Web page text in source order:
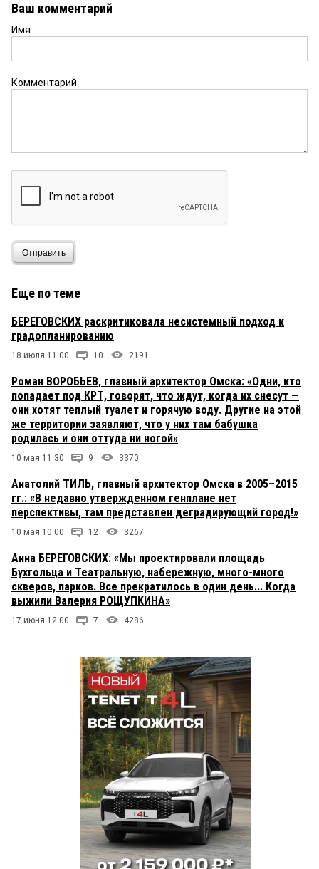
Ваш комментарий
Имя
Комментарий
Отправить
Еще по теме
БЕРЕГОВСКИХ раскритиковала несистемный подход к
градопланированию
18 июля 11:00 10 2191
Роман ВОРОБЬЕВ, главный архитектор Омска: «Одни, кто
попадает под КРТ, говорят, что ждут, когда их снесут —
они хотят теплый туалет и горячую воду. Другие на этой
же территории заявляют, что у них там бабушка
родилась и они оттуда ни ногой»
10 мая 11:30 9 3370
Анатолий ТИЛЬ, главный архитектор Омска в 2005–2015
гг.: «В недавно утвержденном генплане нет
перспективы, там представлен деградирующий город!»
10 мая 10:00 12 3267
Анна БЕРЕГОВСКИХ: «Мы проектировали площадь
Бухгольца и Театральную, набережную, много-много
скверов, парков. Все прекратилось в один день... Когда
выжили Валерия РОЩУПКИНА»
17 июня 12:00 7 4286